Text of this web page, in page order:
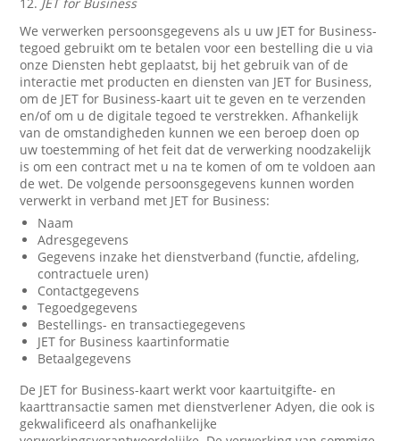
We verwerken persoonsgegevens als u uw JET for Business-
tegoed gebruikt om te betalen voor een bestelling die u via
onze Diensten hebt geplaatst, bij het gebruik van of de
interactie met producten en diensten van JET for Business,
om de JET for Business-kaart uit te geven en te verzenden
en/of om u de digitale tegoed te verstrekken. Afhankelijk
van de omstandigheden kunnen we een beroep doen op
uw toestemming of het feit dat de verwerking noodzakelijk
is om een contract met u na te komen of om te voldoen aan
de wet. De volgende persoonsgegevens kunnen worden
verwerkt in verband met JET for Business:
Naam
Adresgegevens
Gegevens inzake het dienstverband (functie, afdeling,
contractuele uren)
Contactgegevens
Tegoedgegevens
Bestellings- en transactiegegevens
JET for Business kaartinformatie
Betaalgegevens
De JET for Business-kaart werkt voor kaartuitgifte- en
kaarttransactie samen met dienstverlener Adyen, die ook is
gekwalificeerd als onafhankelijke